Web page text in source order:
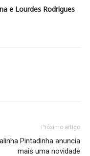
e Lourdes Rodrigues
Próximo artigo
Pintadinha anuncia
mais uma novidade